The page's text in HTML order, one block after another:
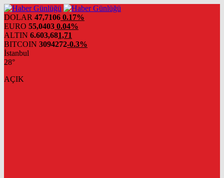
DOLAR 47,7106 0.17%
EURO 55,0403 0.04%
ALTIN 6.603,681,71
BITCOIN 3094272-0.3%
İstanbul
28°
AÇIK